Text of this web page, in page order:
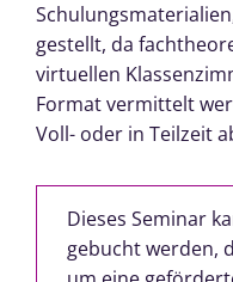
gestellt, da
virtuellen
Format vermittelt
Voll- oder in Teilzeit
Dieses Seminar
gebucht werden,